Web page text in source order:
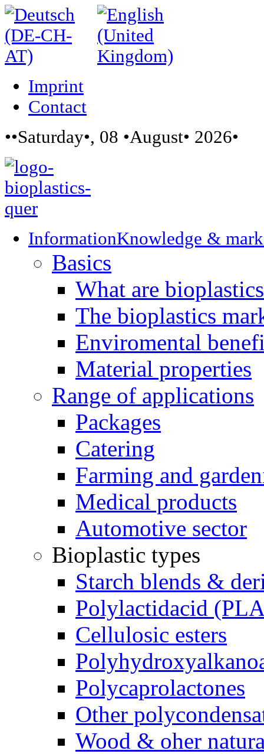
Imprint
Contact
••Saturday•, 08 •August• 2026•
InformationKnowledge &
Basics
What are
The bioplastics
Enviromental
Material properties
Range of applications
Packages
Catering
Farming and
Medical products
Automotive sector
Bioplastic types
Starch blends &
Polylactidacid
Cellulosic esters
Polycaprolactones
Other
Wood & oher